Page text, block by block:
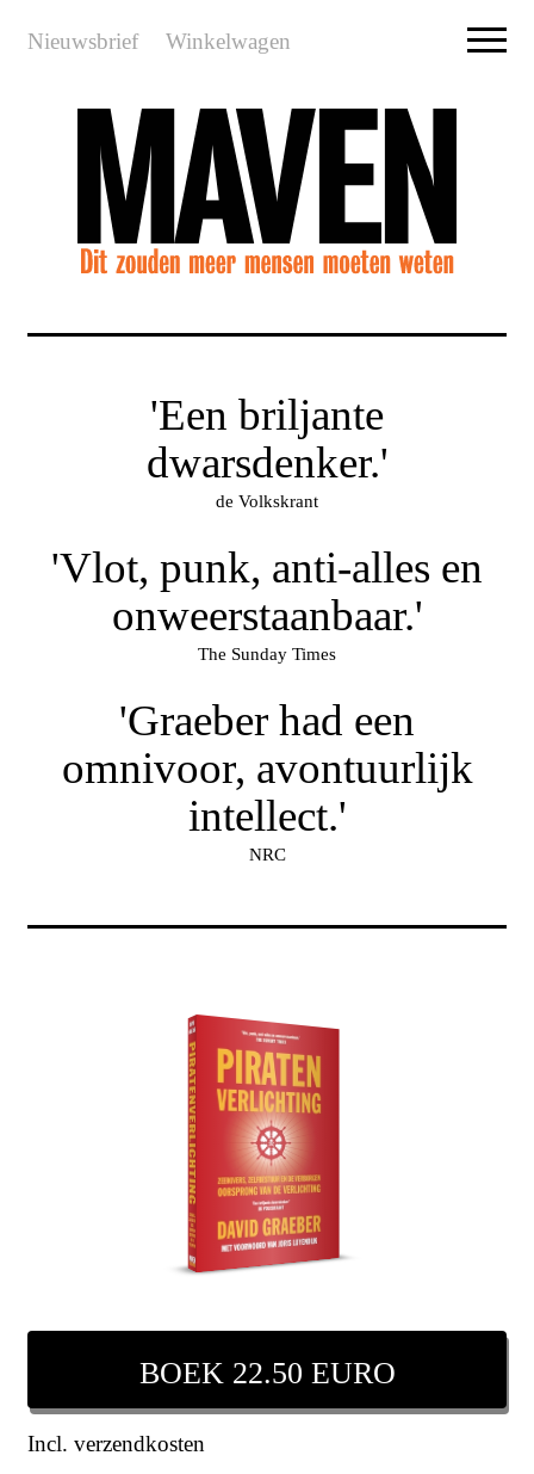
Nieuwsbrief Winkelwagen
'Een briljante
dwarsdenker.'
de Volkskrant
'Vlot, punk, anti-alles en
onweerstaanbaar.'
The Sunday Times
'Graeber had een
omnivoor, avontuurlijk
intellect.'
NRC
BOEK 22.50 EURO
Incl. verzendkosten